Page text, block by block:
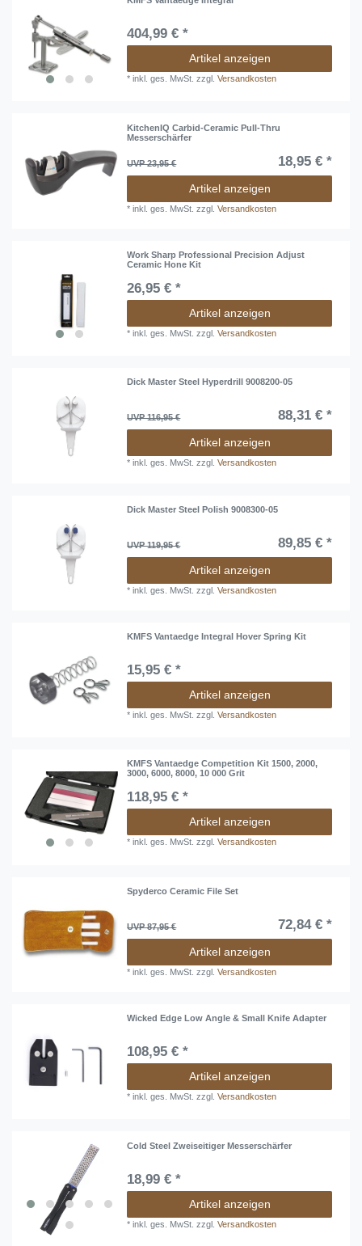
404,99 € *
Artikel anzeigen
*inkl. ges. MwSt. zzgl.Versandkosten
KitchenIQ Carbid-Ceramic Pull-Thru
Messerschärfer
UVP 23,95 € 18,95 € *
Artikel anzeigen
*inkl. ges. MwSt. zzgl.Versandkosten
Work Sharp Professional Precision Adjust
Ceramic Hone Kit
26,95 € *
Artikel anzeigen
*inkl. ges. MwSt. zzgl.Versandkosten
Dick Master Steel Hyperdrill 9008200-05
UVP 116,95 € 88,31 € *
Artikel anzeigen
*inkl. ges. MwSt. zzgl.Versandkosten
Dick Master Steel Polish 9008300-05
UVP 119,95 € 89,85 € *
Artikel anzeigen
*inkl. ges. MwSt. zzgl.Versandkosten
KMFS Vantaedge Integral Hover Spring Kit
15,95 € *
Artikel anzeigen
*inkl. ges. MwSt. zzgl.Versandkosten
KMFS Vantaedge Competition Kit 1500, 2000,
3000, 6000, 8000, 10 000 Grit
118,95 € *
Artikel anzeigen
*inkl. ges. MwSt. zzgl.Versandkosten
Spyderco Ceramic File Set
UVP 87,95 € 72,84 € *
Artikel anzeigen
*inkl. ges. MwSt. zzgl.Versandkosten
Wicked Edge Low Angle & Small Knife Adapter
108,95 € *
Artikel anzeigen
*inkl. ges. MwSt. zzgl.Versandkosten
Cold Steel Zweiseitiger Messerschärfer
18,99 € *
Artikel anzeigen
*inkl. ges. MwSt. zzgl.Versandkosten